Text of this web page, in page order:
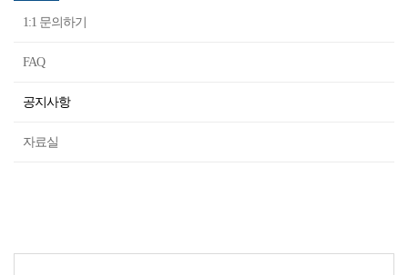
1:1 문의하기
FAQ
공지사항
자료실